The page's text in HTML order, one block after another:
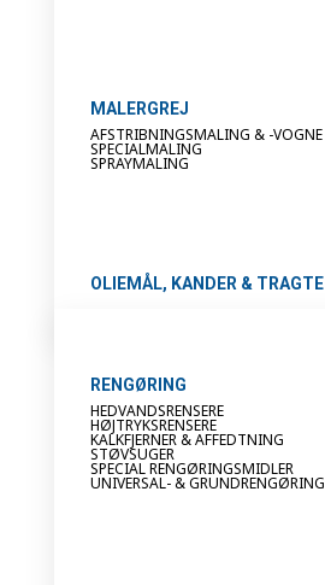
MALERGREJ
AFSTRIBNINGSMALING & -VOGNE
SPECIALMALING
SPRAYMALING
OLIEMÅL, KANDER & TRAGTE
RENGØRING
HEDVANDSRENSERE
HØJTRYKSRENSERE
KALKFJERNER & AFFEDTNING
STØVSUGER
SPECIAL RENGØRINGSMIDLER
UNIVERSAL- & GRUNDRENGØRING